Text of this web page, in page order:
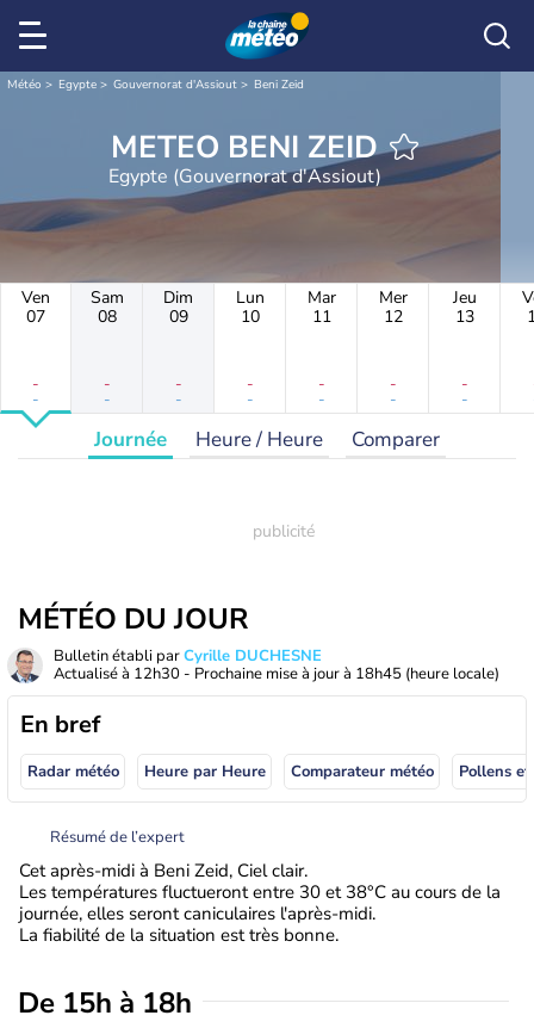
Météo Egypte Gouvernorat d'Assiout Beni Zeid
METEO BENI ZEID
Egypte (Gouvernorat d'Assiout)
Ven
07
-
-
Sam
08
-
-
Dim
09
-
-
Lun
10
-
-
Mar
11
-
-
Mer
12
-
-
Jeu
13
-
-
Journée Heure / Heure Comparer
MÉTÉO DU JOUR
Bulletin établi parCyrille DUCHESNE
Actualisé à 12h30 - Prochaine mise à jour à 18h45 (heure locale)
En bref
Radar météo Heure par Heure Comparateur météo Pollens
Résumé de l’expert
Cet après-midi à Beni Zeid, Ciel clair.
Les températures fluctueront entre 30 et 38°C au cours de la
journée, elles seront caniculaires l'après-midi.
La fiabilité de la situation est très bonne.
De 15h à 18h